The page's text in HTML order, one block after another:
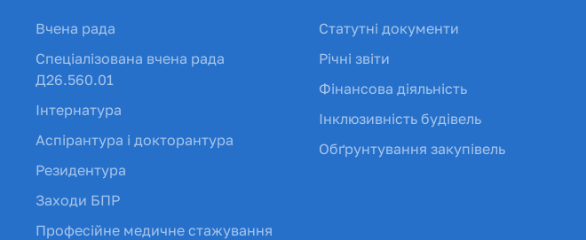
Вчена рада
Спеціалізована вчена рада
Д26.560.01
Інтернатура
Аспірантура і докторантура
Резидентура
Заходи БПР
Професійне медичне стажування
Статутні документи
Річні звіти
Фінансова діяльність
Інклюзивність будівель
Обґрунтування закупівель